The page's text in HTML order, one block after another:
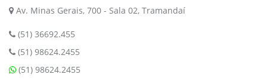
Av. Minas Gerais, 700 - Sala 02, Tramandaí
(51) 36692.455
(51) 98624.2455
(51) 98624.2455